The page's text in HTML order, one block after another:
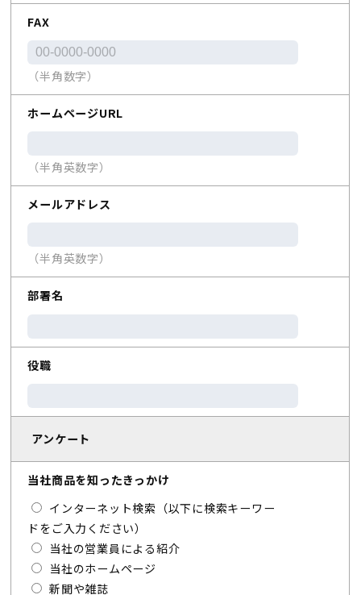
FAX
（半角数字）
ホームページURL
（半角英数字）
メールアドレス
（半角英数字）
部署名
役職
アンケート
当社商品を知ったきっかけ
インターネット検索（以下に検索キーワー
ドをご入力ください）
当社の営業員による紹介
当社のホームページ
新聞や雑誌